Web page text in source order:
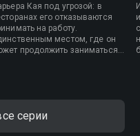
Кая под угрозой: в
его отказываются
на работу.
местом, где он
продолжить заниматься
Сумеет ли Кай
серии